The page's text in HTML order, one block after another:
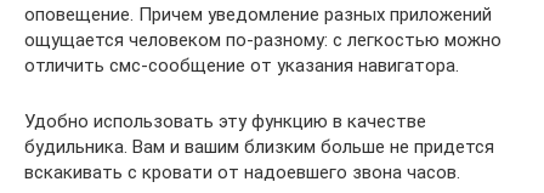
оповещение. Причем уведомление разных приложений
ощущается человеком по-разному: с легкостью можно
отличить смс-сообщение от указания навигатора.
Удобно использовать эту функцию в качестве
будильника. Вам и вашим близким больше не придется
вскакивать с кровати от надоевшего звона часов.